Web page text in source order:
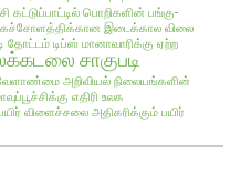
கட்டுப்பாட்டில் பொறிகளின் பங்கு-
இடைக்கால விலை
தோட்டம் டிப்ஸ் மானாவாரிக்கு ஏற்ற
சாகுபடி
அறிவியல் நிலையங்களின்
எதிரி உலக
விளைச்சலை அதிகரிக்கும் பயிர்